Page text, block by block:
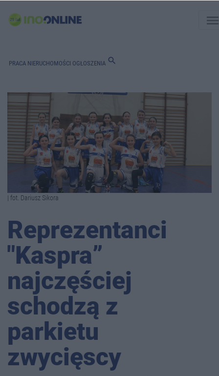
PRACA NIERUCHOMOŚCI OGŁOSZENIA search
| fot. Dariusz Sikora
Reprezentanci
"Kaspra”
najczęściej
schodzą z
parkietu
zwycięscy